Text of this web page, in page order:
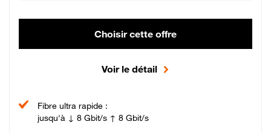
Choisir cette offre
Voir le détail
Fibre ultra rapide :
jusqu'à ↓ 8 Gbit/s ↑ 8 Gbit/s